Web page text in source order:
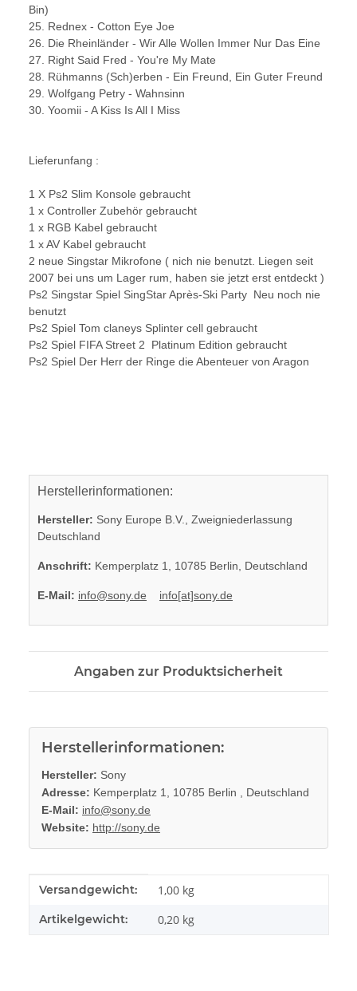
Bin)
25. Rednex - Cotton Eye Joe
26. Die Rheinländer - Wir Alle Wollen Immer Nur Das Eine
27. Right Said Fred - You're My Mate
28. Rühmanns (Sch)erben - Ein Freund, Ein Guter Freund
29. Wolfgang Petry - Wahnsinn
30. Yoomii - A Kiss Is All I Miss
Lieferunfang :
1 X Ps2 Slim Konsole gebraucht
1 x Controller Zubehör gebraucht
1 x RGB Kabel gebraucht
1 x AV Kabel gebraucht
2 neue Singstar Mikrofone ( nich nie benutzt. Liegen seit
2007 bei uns um Lager rum, haben sie jetzt erst entdeckt )
Ps2 Singstar Spiel SingStar Après-Ski Party Neu noch nie
benutzt
Ps2 Spiel Tom claneys Splinter cell gebraucht
Ps2 Spiel FIFA Street 2 Platinum Edition gebraucht
Ps2 Spiel Der Herr der Ringe die Abenteuer von Aragon
Herstellerinformationen:
Hersteller: Sony Europe B.V., Zweigniederlassung
Deutschland
Anschrift: Kemperplatz 1, 10785 Berlin, Deutschland
E-Mail: info@sony.de info[at]sony.de
Angaben zur Produktsicherheit
Herstellerinformationen:
Hersteller: Sony
Adresse: Kemperplatz 1, 10785 Berlin , Deutschland
E-Mail: info@sony.de
Website: http://sony.de
Produkteigenschaft
Wert
Versandgewicht: 1,00 kg
Artikelgewicht: 0,20 kg